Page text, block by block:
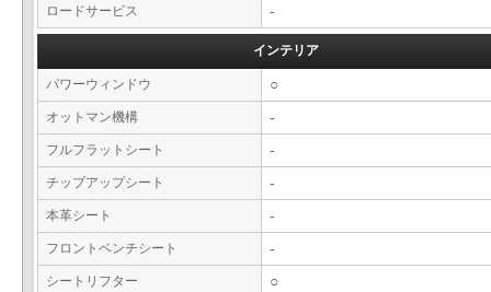
ロードサービス -
インテリア
パワーウィンドウ ○
オットマン機構 -
フルフラットシート -
チップアップシート -
本革シート -
フロントベンチシート -
シートリフター ○